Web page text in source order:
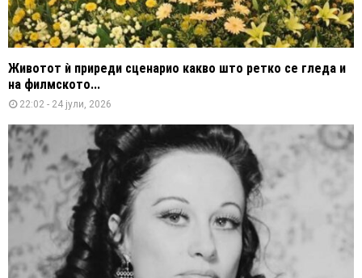
Животот ѝ приреди сценарио какво што ретко се гледа и
на филмското...
22:02 - 24 јули, 2026